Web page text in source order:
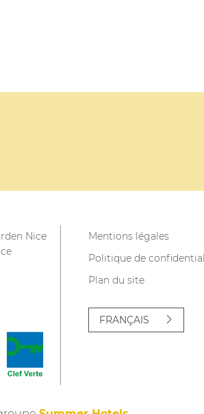
Nice
Mentions légales
Politique de
Plan du site
FRANÇAIS